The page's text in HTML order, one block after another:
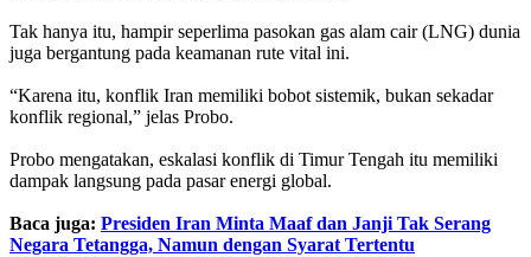
Tak hanya itu, hampir seperlima pasokan gas alam cair (LNG) dunia
juga bergantung pada keamanan rute vital ini.
“Karena itu, konflik Iran memiliki bobot sistemik, bukan sekadar
konflik regional,” jelas Probo.
Probo mengatakan, eskalasi konflik di Timur Tengah itu memiliki
dampak langsung pada pasar energi global.
Baca juga: Presiden Iran Minta Maaf dan Janji Tak Serang
Negara Tetangga, Namun dengan Syarat Tertentu